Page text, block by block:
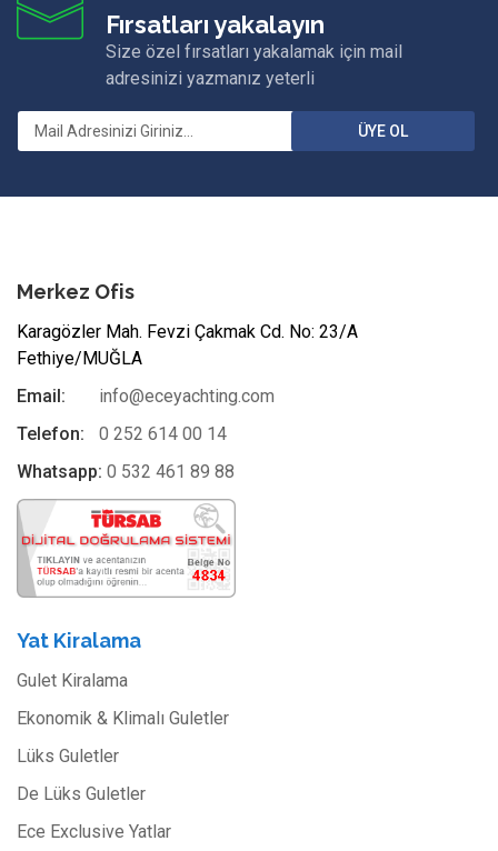
Fırsatları yakalayın
Size özel fırsatları yakalamak için mail
adresinizi yazmanız yeterli
ÜYE OL
Merkez Ofis
Karagözler Mah. Fevzi Çakmak Cd. No: 23/A
Fethiye/MUĞLA
Email:
info@eceyachting.com
Telefon:
0 252 614 00 14
Whatsapp: 0 532 461 89 88
Yat Kiralama
Gulet Kiralama
Ekonomik & Klimalı Guletler
Lüks Guletler
De Lüks Guletler
Ece Exclusive Yatlar